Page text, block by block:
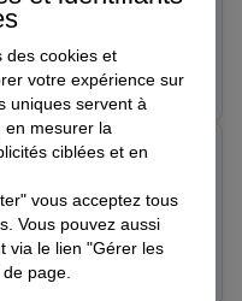
Voir l'agence
CENTRE
Voir l'agence
des cookies et
votre expérience sur
uniques servent à
en mesurer la
ciblées et en
vous acceptez tous
Vous pouvez aussi
via le lien "Gérer les
page.